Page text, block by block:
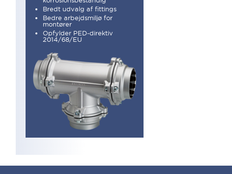
Bredt udvalg af fittings
Bedre arbejdsmiljø for
montører
Opfylder PED-direktiv
2014/68/EU